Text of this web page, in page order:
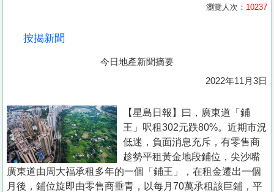
置
業
手
冊
瀏覽人次： 10237
按揭新聞
今日地產新聞摘要
2022年11月3日
【星島日報】曰，廣東道「鋪
王」呎租302元跌80%。近期市況
低迷，負面消息充斥，有零售商
趁勢平租黃金地段鋪位，尖沙嘴
廣東道由周大福承租多年的一個「鋪王」，在租金遷出一個
月後，鋪位旋即由零售商垂青，以每月70萬承租該巨鋪，平